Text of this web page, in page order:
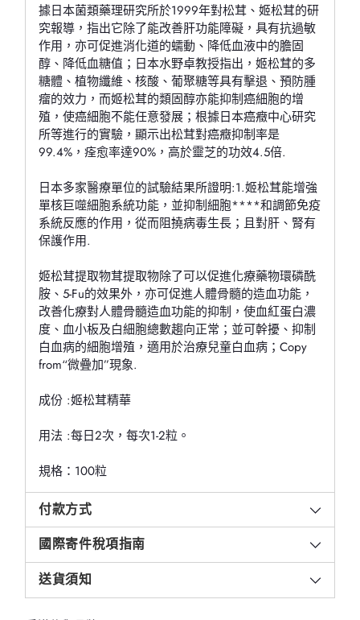
據日本菌類藥理研究所於1999年對松茸、姬松茸的研
究報導，指出它除了能改善肝功能障礙，具有抗過敏
作用，亦可促進消化道的蠕動、降低血液中的膽固
醇、降低血糖值；日本水野卓教授指出，姬松茸的多
糖體、植物纖維、核酸、葡聚糖等具有擊退、預防腫
瘤的效力，而姬松茸的類固醇亦能抑制癌細胞的增
殖，使癌細胞不能任意發展；根據日本癌癥中心研究
所等進行的實驗，顯示出松茸對癌癥抑制率是
99.4%，痊愈率達90%，高於靈芝的功效4.5倍.
日本多家醫療單位的試驗結果所證明:1.姬松茸能增強
單核巨噬細胞系統功能，並抑制細胞****和調節免疫
系統反應的作用，從而阻撓病毒生長；且對肝、腎有
保護作用.
姬松茸提取物茸提取物除了可以促進化療藥物環磷酰
胺、5-Fu的效果外，亦可促進人體骨髓的造血功能，
改善化療對人體骨髓造血功能的抑制，使血紅蛋白濃
度、血小板及白細胞總數趨向正常；並可幹擾、抑制
白血病的細胞增殖，適用於治療兒童白血病；Copy
from“微疊加”現象.
成份 :姬松茸精華
用法 :每日2次，每次1-2粒。
規格：100粒
付款方式
國際寄件稅項指南
送貨須知